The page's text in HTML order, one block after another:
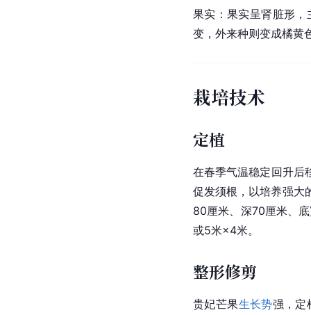
果实：果实呈肾脏形
变，外来种则变成橘黄
栽培技术
定植
在春季气温稳定回升后
促发须根，以培养强大
80厘米、深70厘米、
或5米×4米。
整形修剪
贵妃芒果生长势强，定